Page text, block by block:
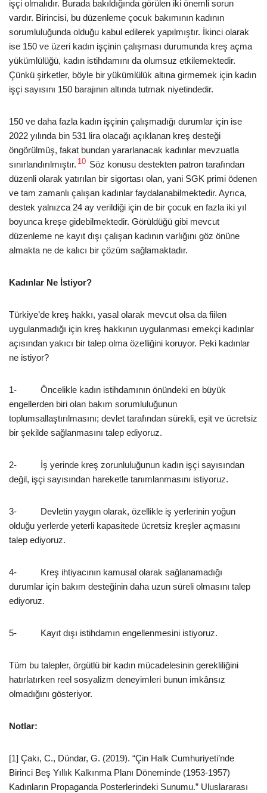
işçi olmalıdır. Burada bakıldığında görülen iki önemli sorun
vardır. Birincisi, bu düzenleme çocuk bakımının kadının
sorumluluğunda olduğu kabul edilerek yapılmıştır. İkinci olarak
ise 150 ve üzeri kadın işçinin çalışması durumunda kreş açma
yükümlülüğü, kadın istihdamını da olumsuz etkilemektedir.
Çünkü şirketler, böyle bir yükümlülük altına girmemek için kadın
işçi sayısını 150 barajının altında tutmak niyetindedir.
150 ve daha fazla kadın işçinin çalışmadığı durumlar için ise
2022 yılında bin 531 lira olacağı açıklanan kreş desteği
öngörülmüş, fakat bundan yararlanacak kadınlar mevzuatla
sınırlandırılmıştır. 10 Söz konusu destekten patron tarafından
düzenli olarak yatırılan bir sigortası olan, yani SGK primi ödenen
ve tam zamanlı çalışan kadınlar faydalanabilmektedir. Ayrıca,
destek yalnızca 24 ay verildiği için de bir çocuk en fazla iki yıl
boyunca kreşe gidebilmektedir. Görüldüğü gibi mevcut
düzenleme ne kayıt dışı çalışan kadının varlığını göz önüne
almakta ne de kalıcı bir çözüm sağlamaktadır.
Kadınlar Ne İstiyor?
Türkiye’de kreş hakkı, yasal olarak mevcut olsa da fiilen
uygulanmadığı için kreş hakkının uygulanması emekçi kadınlar
açısından yakıcı bir talep olma özelliğini koruyor. Peki kadınlar
ne istiyor?
1- Öncelikle kadın istihdamının önündeki en büyük
engellerden biri olan bakım sorumluluğunun
toplumsallaştırılmasını; devlet tarafından sürekli, eşit ve ücretsiz
bir şekilde sağlanmasını talep ediyoruz.
2- İş yerinde kreş zorunluluğunun kadın işçi sayısından
değil, işçi sayısından hareketle tanımlanmasını istiyoruz.
3- Devletin yaygın olarak, özellikle iş yerlerinin yoğun
olduğu yerlerde yeterli kapasitede ücretsiz kreşler açmasını
talep ediyoruz.
4- Kreş ihtiyacının kamusal olarak sağlanamadığı
durumlar için bakım desteğinin daha uzun süreli olmasını talep
ediyoruz.
5- Kayıt dışı istihdamın engellenmesini istiyoruz.
Tüm bu talepler, örgütlü bir kadın mücadelesinin gerekliliğini
hatırlatırken reel sosyalizm deneyimleri bunun imkânsız
olmadığını gösteriyor.
Notlar:
[1] Çakı, C., Dündar, G. (2019). “Çin Halk Cumhuriyeti’nde
Birinci Beş Yıllık Kalkınma Planı Döneminde (1953-1957)
Kadınların Propaganda Posterlerindeki Sunumu.” Uluslararası